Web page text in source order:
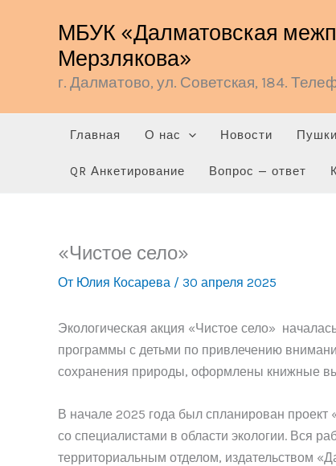
содержимому
МБУК «Далматовская
Мерзлякова»
г. Далматово, ул. Советская, 184.
Главная О нас Новости
QR Анкетирование Вопрос — ответ
«Чистое село»
От Юлия Косарева / 30 апреля 2025
Экологическая акция «Чистое село»
программы с детьми по привлечению
сохранения природы, оформлены книжные
В начале 2025 года был спланирован проект
со специалистами в области экологии. Вся
территориальным отделом, издательством